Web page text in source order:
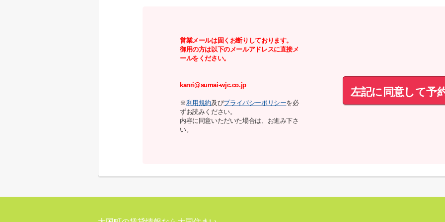
営業メールは固くお断りしております。
御用の方は以下のメールアドレスに直接メ
ールをください。
kanri@sumai-wjc.co.jp
※利用規約及びプライバシーポリシーを必
ずお読みください。
内容に同意いただいた場合は、お進み下さ
い。
左記に同意して予